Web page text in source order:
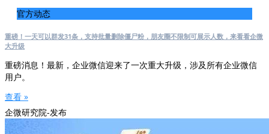
官方动态
重磅！一天可以群发31条，支持批量删除僵尸粉，朋友圈不限制可展示人数，来看看企微
大升级
重磅消息！最新，企业微信迎来了一次重大升级，涉及所有企业微信
用户。
查看 »
企微研究院-发布